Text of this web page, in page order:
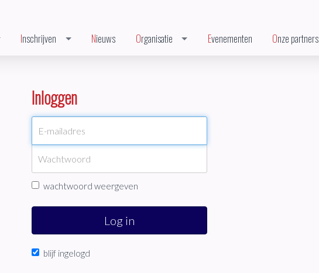
Inschrijven Nieuws Organisatie Evenementen Onze partners
Inloggen
wachtwoord weergeven
Log in
blijf ingelogd